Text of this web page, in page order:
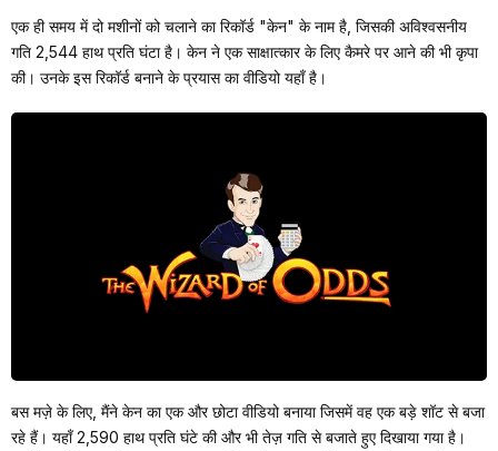
एक ही समय में दो मशीनों को चलाने का रिकॉर्ड "केन" के नाम है, जिसकी अविश्वसनीय
गति 2,544 हाथ प्रति घंटा है। केन ने एक साक्षात्कार के लिए कैमरे पर आने की भी कृपा
की। उनके इस रिकॉर्ड बनाने के प्रयास का वीडियो यहाँ है।
बस मज़े के लिए, मैंने केन का एक और छोटा वीडियो बनाया जिसमें वह एक बड़े शॉट से बजा
रहे हैं। यहाँ 2,590 हाथ प्रति घंटे की और भी तेज़ गति से बजाते हुए दिखाया गया है।